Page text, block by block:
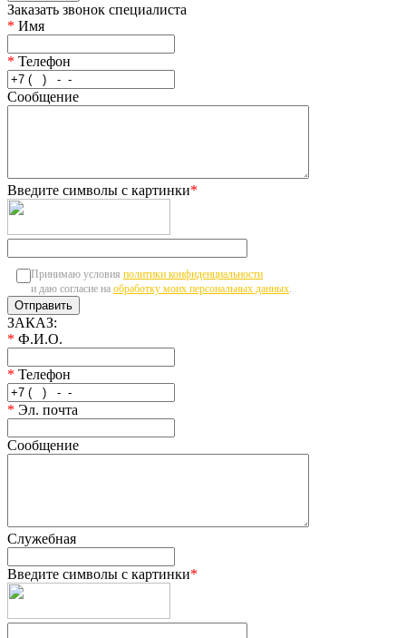
Заказать звонок специалиста
* Имя
* Телефон
Сообщение
Введите символы с картинки*
Принимаю условия политики конфиденциальности
и даю согласие на обработку моих персональных данных.
ЗАКАЗ:
* Ф.И.О.
* Телефон
* Эл. почта
Сообщение
Служебная
Введите символы с картинки*